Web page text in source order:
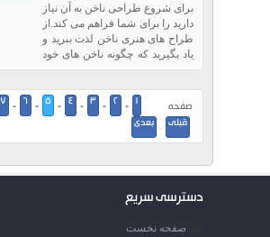
برای شروع طراحی ناخن به آن نیاز
دارید را برای شما فراهم می کند.از
طراح های هنری ناخن لذت ببرید و
یاد بگیرید که چگونه ناخن های خود
مراج...
صفحه 1
-
2
-
3
-
4
-
5
-
6
-
7
قبلی · بعدی
دسترسی سریع
صفحه نخست